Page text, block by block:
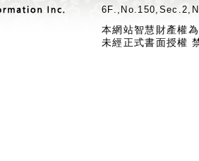
本網站智慧財產權
未經正式書面授權